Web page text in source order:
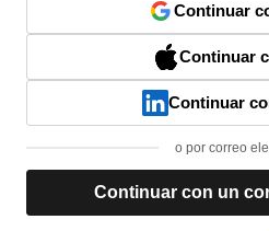
Continuar
Continuar
Continuar
o por correo
Continuar con un